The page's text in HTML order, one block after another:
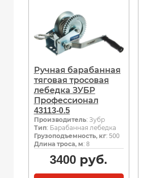
Ручная барабанная
тяговая тросовая
лебедка ЗУБР
Профессионал
43113-0.5
Производитель: Зубр
Тип: Барабанная лебедка
Грузоподъемность, кг: 500
Длина троса, м: 8
3400 руб.